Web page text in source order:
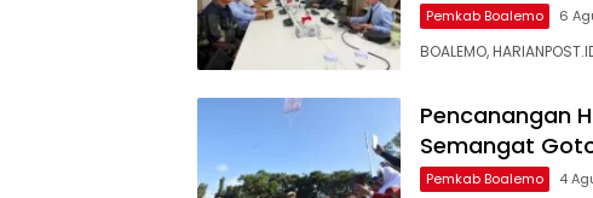
Pemkab Boalemo 6
​BOALEMO,
Pencanangan
Semangat
Pemkab Boalemo 4